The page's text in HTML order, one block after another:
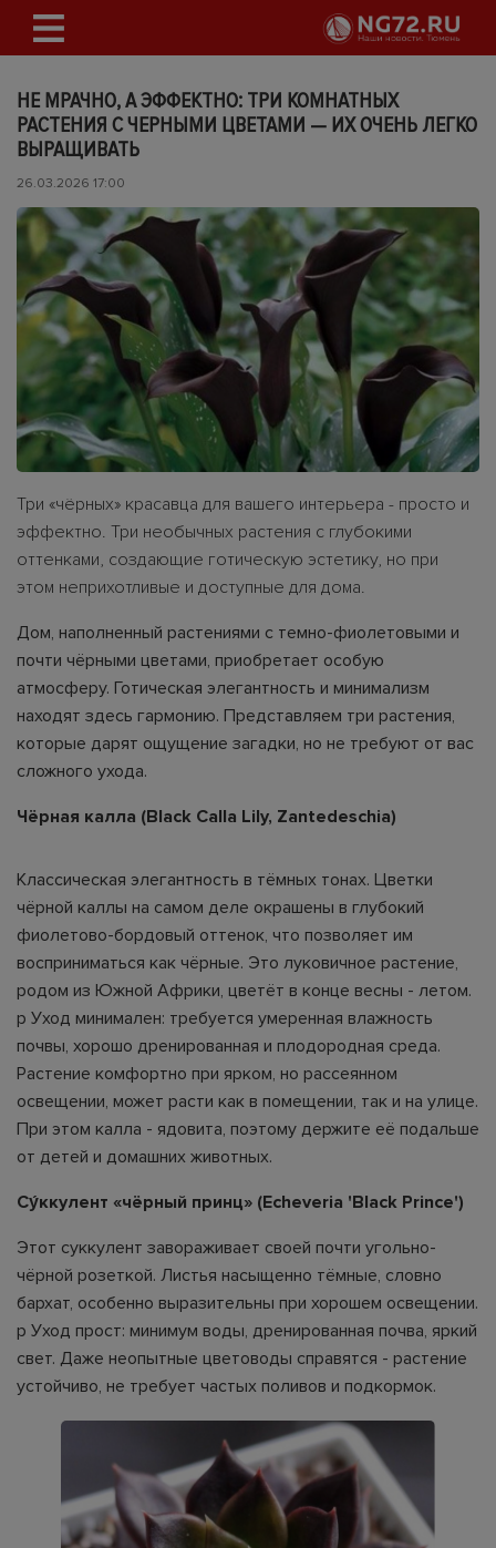
НЕ МРАЧНО, А ЭФФЕКТНО: ТРИ КОМНАТНЫХ
РАСТЕНИЯ С ЧЕРНЫМИ ЦВЕТАМИ — ИХ ОЧЕНЬ ЛЕГКО
ВЫРАЩИВАТЬ
26.03.2026 17:00
Три «чёрных» красавца для вашего интерьера - просто и
эффектно. Три необычных растения с глубокими
оттенками, создающие готическую эстетику, но при
этом неприхотливые и доступные для дома.
Дом, наполненный растениями с темно-фиолетовыми и
почти чёрными цветами, приобретает особую
атмосферу. Готическая элегантность и минимализм
находят здесь гармонию. Представляем три растения,
которые дарят ощущение загадки, но не требуют от вас
сложного ухода.
Чёрная калла (Black Calla Lily, Zantedeschia)
Классическая элегантность в тёмных тонах. Цветки
чёрной каллы на самом деле окрашены в глубокий
фиолетово-бордовый оттенок, что позволяет им
восприниматься как чёрные. Это луковичное растение,
родом из Южной Африки, цветёт в конце весны - летом.
p Уход минимален: требуется умеренная влажность
почвы, хорошо дренированная и плодородная среда.
Растение комфортно при ярком, но рассеянном
освещении, может расти как в помещении, так и на улице.
При этом калла - ядовита, поэтому держите её подальше
от детей и домашних животных.
Су́ккулент «чёрный принц» (Echeveria 'Black Prince')
Этот суккулент завораживает своей почти угольно-
чёрной розеткой. Листья насыщенно тёмные, словно
бархат, особенно выразительны при хорошем освещении.
p Уход прост: минимум воды, дренированная почва, яркий
свет. Даже неопытные цветоводы справятся - растение
устойчиво, не требует частых поливов и подкормок.